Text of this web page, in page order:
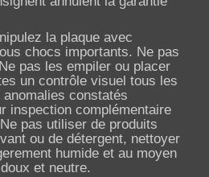
la plaque avec
chocs importants. Ne pas
pas les empiler ou placer
un contrôle visuel tous les
constatés
inspection complémentaire
pas utiliser de produits
ou de détergent, nettoyer
humide et au moyen
et neutre.